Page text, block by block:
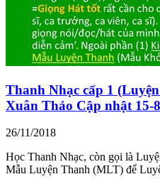
Thanh Nhạc cấp 1
Xuân Thảo Cập nhật 15-
26/11/2018
Học Thanh Nhạc, còn gọi là
Mẫu Luyện Thanh (MLT) để